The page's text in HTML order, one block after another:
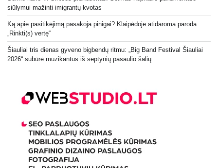
siūlymui mažinti imigrantų kvotas
Ką apie pasitikėjimą pasakoja pinigai? Klaipėdoje atidaroma paroda
„Rinkti(s) vertę“
Šiauliai tris dienas gyveno bigbendų ritmu: „Big Band Festival Šiauliai
2026“ subūrė muzikantus iš septynių pasaulio šalių